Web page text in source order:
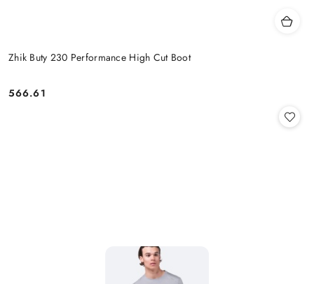
Zhik Buty 230 Performance High Cut Boot
Cena:
566.61